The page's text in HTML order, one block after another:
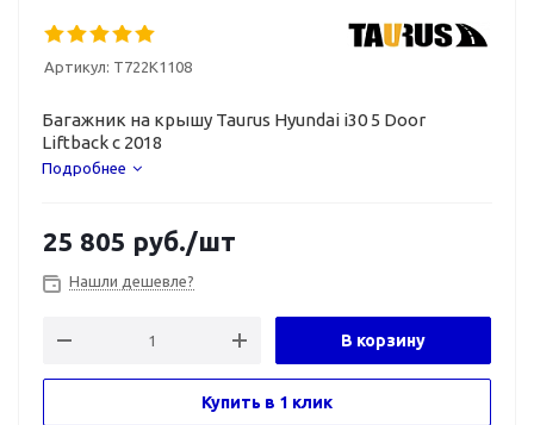
Артикул: T722K1108
Багажник на крышу Taurus Hyundai i30 5 Door
Liftback с 2018
Подробнее
25 805 руб./шт
Нашли дешевле?
В корзину
Купить в 1 клик